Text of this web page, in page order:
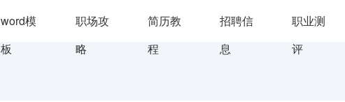
word模
板
职场攻
略
简历教
程
招聘信
息
职业测
评